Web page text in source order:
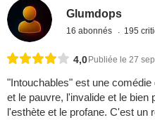
Glumdops
16 abonnés 195
4,0 Publiée le 27
"Intouchables" est une
et le pauvre, l'invalide et le bien
l'esthète et le profane. C'est un